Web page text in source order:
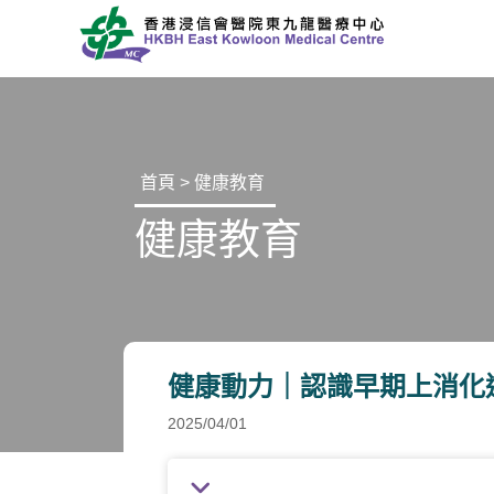
首頁 > 健康教育
健康教育
健康動力｜認識早期上消化
2025/04/01